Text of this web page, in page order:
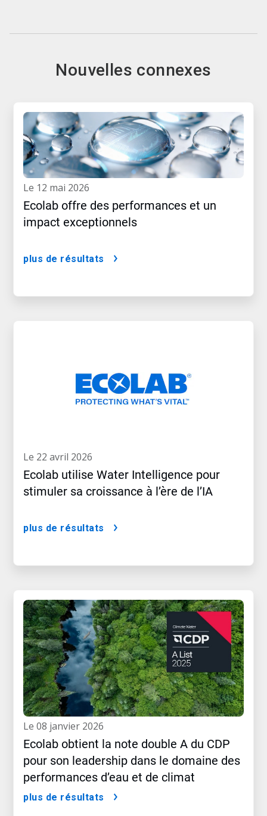
Nouvelles connexes
le 12 mai 2026
Ecolab offre des performances et un
impact exceptionnels
plus de résultats
le 22 avril 2026
Ecolab utilise Water Intelligence pour
stimuler sa croissance à l’ère de l’IA
plus de résultats
le 08 janvier 2026
Ecolab obtient la note double A du CDP
pour son leadership dans le domaine des
performances d’eau et de climat
plus de résultats